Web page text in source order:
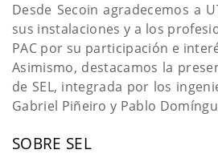
Desde Secoin agradecemos a
sus instalaciones y a los
PAC por su participación e
Asimismo, destacamos la
de SEL, integrada por los
Gabriel Piñeiro y Pablo
SOBRE SEL